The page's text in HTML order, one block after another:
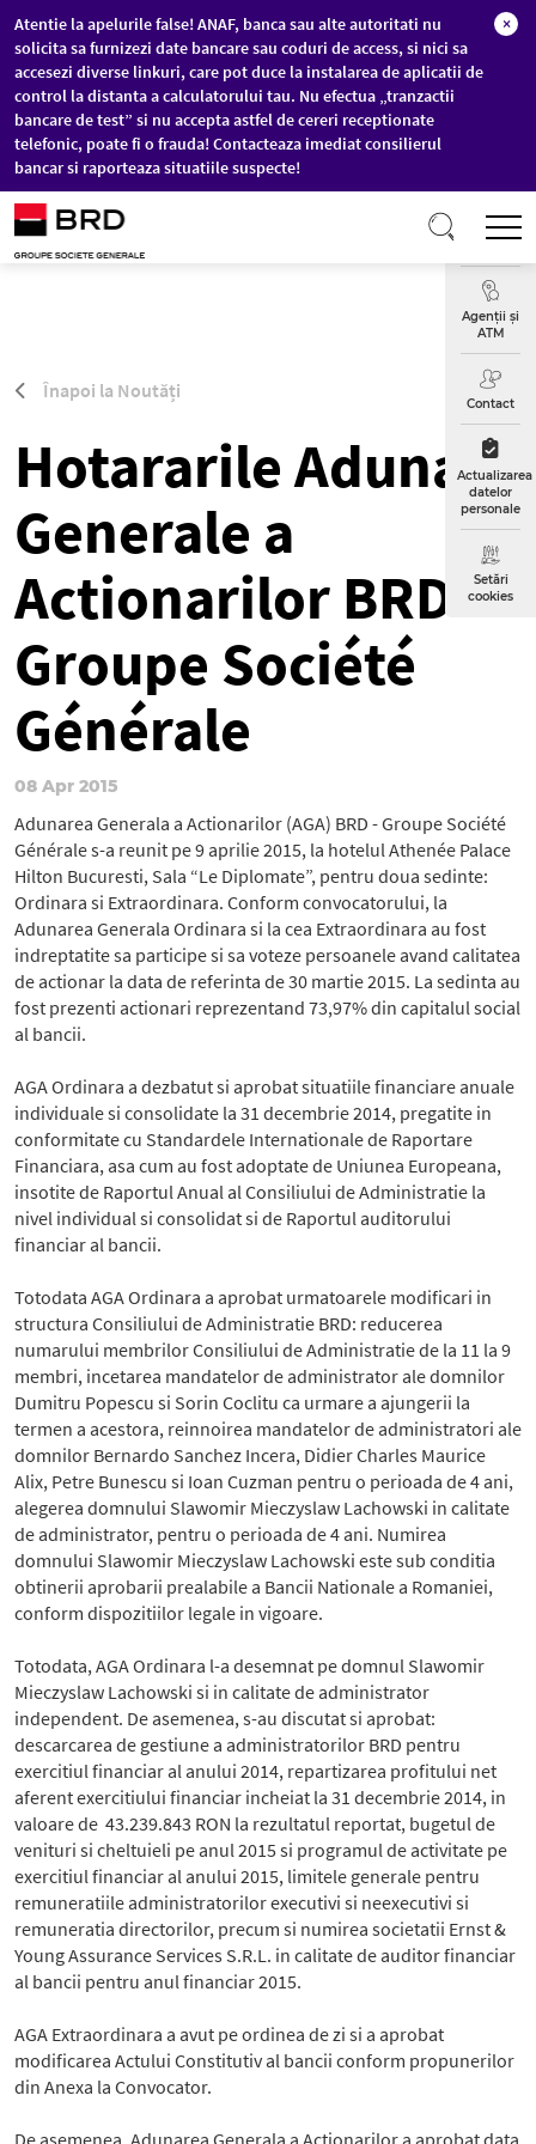
Sari la conținutul principal
Atentie la apelurile false! ANAF, banca sau alte autoritati nu
solicita sa furnizezi date bancare sau coduri de access, si nici sa
accesezi diverse linkuri, care pot duce la instalarea de aplicatii de
control la distanta a calculatorului tau. Nu efectua „tranzactii
bancare de test” si nu accepta astfel de cereri receptionate
telefonic, poate fi o frauda! Contacteaza imediat consilierul
bancar si raporteaza situatiile suspecte!
×
Curs
Agenții și
ATM
Contact
Actualizarea
datelor
personale
Setări
cookies
Înapoi la Noutăți
Hotararile Adunarii
Generale a
Actionarilor BRD
Groupe Société
Générale
08 Apr 2015
Adunarea Generala a Actionarilor (AGA) BRD - Groupe Société
Générale s-a reunit pe 9 aprilie 2015, la hotelul Athenée Palace
Hilton Bucuresti, Sala “Le Diplomate”, pentru doua sedinte:
Ordinara si Extraordinara. Conform convocatorului, la
Adunarea Generala Ordinara si la cea Extraordinara au fost
indreptatite sa participe si sa voteze persoanele avand calitatea
de actionar la data de referinta de 30 martie 2015. La sedinta au
fost prezenti actionari reprezentand 73,97% din capitalul social
al bancii.
AGA Ordinara a dezbatut si aprobat situatiile financiare anuale
individuale si consolidate la 31 decembrie 2014, pregatite in
conformitate cu Standardele Internationale de Raportare
Financiara, asa cum au fost adoptate de Uniunea Europeana,
insotite de Raportul Anual al Consiliului de Administratie la
nivel individual si consolidat si de Raportul auditorului
financiar al bancii.
Totodata AGA Ordinara a aprobat urmatoarele modificari in
structura Consiliului de Administratie BRD: reducerea
numarului membrilor Consiliului de Administratie de la 11 la 9
membri, incetarea mandatelor de administrator ale domnilor
Dumitru Popescu si Sorin Coclitu ca urmare a ajungerii la
termen a acestora, reinnoirea mandatelor de administratori ale
domnilor Bernardo Sanchez Incera, Didier Charles Maurice
Alix, Petre Bunescu si Ioan Cuzman pentru o perioada de 4 ani,
alegerea domnului Slawomir Mieczyslaw Lachowski in calitate
de administrator, pentru o perioada de 4 ani. Numirea
domnului Slawomir Mieczyslaw Lachowski este sub conditia
obtinerii aprobarii prealabile a Bancii Nationale a Romaniei,
conform dispozitiilor legale in vigoare.
Totodata, AGA Ordinara l-a desemnat pe domnul Slawomir
Mieczyslaw Lachowski si in calitate de administrator
independent. De asemenea, s-au discutat si aprobat:
descarcarea de gestiune a administratorilor BRD pentru
exercitiul financiar al anului 2014, repartizarea profitului net
aferent exercitiului financiar incheiat la 31 decembrie 2014, in
valoare de 43.239.843 RON la rezultatul reportat, bugetul de
venituri si cheltuieli pe anul 2015 si programul de activitate pe
exercitiul financiar al anului 2015, limitele generale pentru
remuneratiile administratorilor executivi si neexecutivi si
remuneratia directorilor, precum si numirea societatii Ernst &
Young Assurance Services S.R.L. in calitate de auditor financiar
al bancii pentru anul financiar 2015.
AGA Extraordinara a avut pe ordinea de zi si a aprobat
modificarea Actului Constitutiv al bancii conform propunerilor
din Anexa la Convocator.
De asemenea, Adunarea Generala a Actionarilor a aprobat data